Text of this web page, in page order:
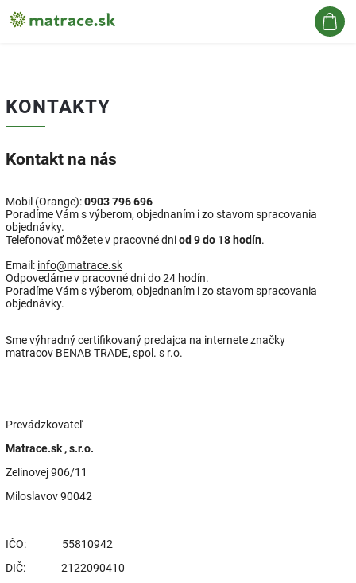
KONTAKTY
Kontakt na nás
Mobil (Orange):0903 796 696
Poradíme Vám s výberom, objednaním i zo stavom spracovania
objednávky.
Telefonovať môžete v pracovné dniod 9 do 18 hodín.
Email: info@matrace.sk
Odpovedáme v pracovné dni do 24 hodín.
Poradíme Vám s výberom, objednaním i zo stavom spracovania
objednávky.
Sme výhradný certifikovaný predajca na internete značky
matracov BENAB TRADE, spol. s r.o.
Prevádzkovateľ
Matrace.sk , s.r.o.
Zelinovej 906/11
Miloslavov 90042
IČO:
55810942
DIČ:
2122090410